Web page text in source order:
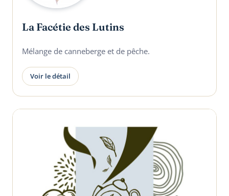
La Facétie des Lutins
Mélange de canneberge et de pêche.
Voir le détail